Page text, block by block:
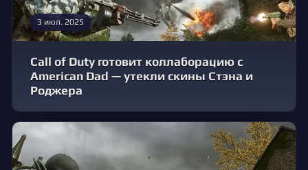
3 июл. 2025
Call of Duty готовит коллаборацию с
American Dad — утекли скины Стэна и
Роджера